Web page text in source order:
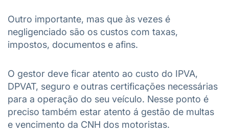
Outro importante, mas que às vezes é
negligenciado são os custos com taxas,
impostos, documentos e afins.
O gestor deve ficar atento ao custo do IPVA,
DPVAT, seguro e outras certificações necessárias
para a operação do seu veículo. Nesse ponto é
preciso também estar atento á gestão de multas
e vencimento da CNH dos motoristas.